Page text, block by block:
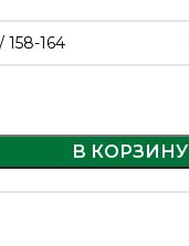
В КОРЗИНУ